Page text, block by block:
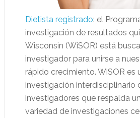
Dietista registrado: el
investigación de resultados
Wisconsin (WiSOR) está
investigador para unirse a
rápido crecimiento. WiSOR es
investigación interdisciplinario
investigadores que respalda
variedad de investigaciones